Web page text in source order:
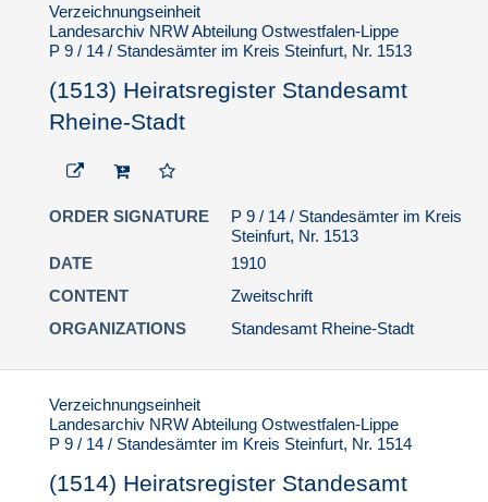
Verzeichnungseinheit
Landesarchiv NRW Abteilung Ostwestfalen-Lippe
P 9 / 14 / Standesämter im Kreis Steinfurt, Nr. 1513
(1513) Heiratsregister Standesamt
Rheine-Stadt
ORDER SIGNATURE
P 9 / 14 / Standesämter im Kreis
Steinfurt, Nr. 1513
DATE
1910
CONTENT
Zweitschrift
ORGANIZATIONS
Standesamt Rheine-Stadt
Verzeichnungseinheit
Landesarchiv NRW Abteilung Ostwestfalen-Lippe
P 9 / 14 / Standesämter im Kreis Steinfurt, Nr. 1514
(1514) Heiratsregister Standesamt